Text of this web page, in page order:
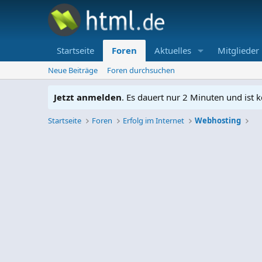
Startseite Foren Aktuelles Mitglieder
Neue Beiträge Foren durchsuchen
Jetzt anmelden. Es dauert nur 2 Minuten und ist
Startseite Foren Erfolg im Internet Webhosting